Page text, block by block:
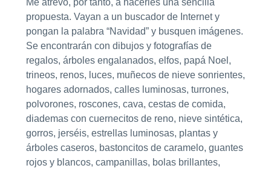
Me atrevo, por tanto, a hacerles una sencilla
propuesta. Vayan a un buscador de Internet y
pongan la palabra “Navidad” y busquen imágenes.
Se encontrarán con dibujos y fotografías de
regalos, árboles engalanados, elfos, papá Noel,
trineos, renos, luces, muñecos de nieve sonrientes,
hogares adornados, calles luminosas, turrones,
polvorones, roscones, cava, cestas de comida,
diademas con cuernecitos de reno, nieve sintética,
gorros, jerséis, estrellas luminosas, plantas y
árboles caseros, bastoncitos de caramelo, guantes
rojos y blancos, campanillas, bolas brillantes,